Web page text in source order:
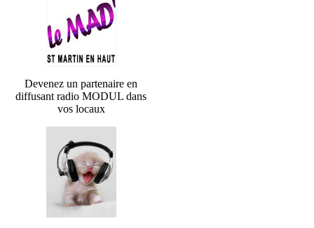
Devenez un partenaire en
diffusant radio MODUL dans
vos locaux